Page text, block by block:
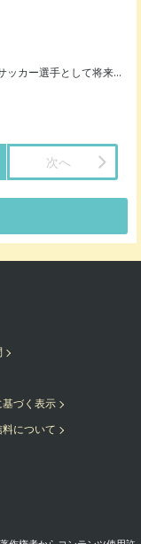
ッカー選手として将来…
次へ
づく表示
について